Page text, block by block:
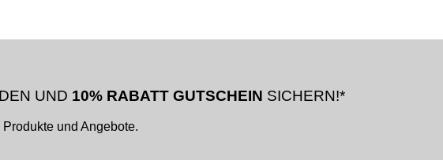
UND 10% RABATT GUTSCHEIN SICHERN!*
und Angebote.